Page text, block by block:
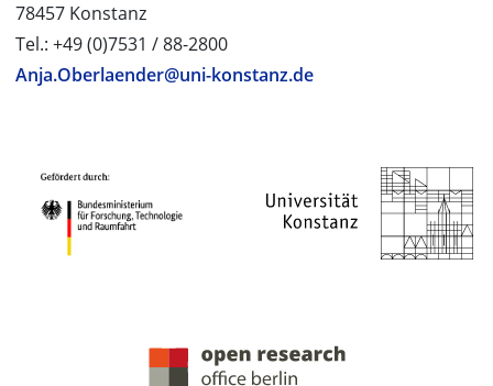
78457 Konstanz
Tel.: +49 (0)7531 / 88-2800
Anja.Oberlaender@uni-konstanz.de